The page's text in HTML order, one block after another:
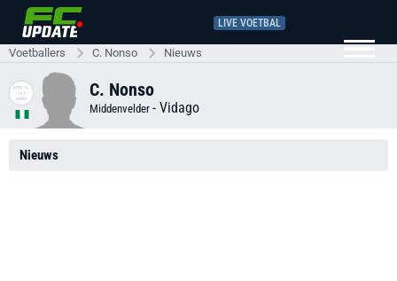
LIVE VOETBAL
Voetballers C. Nonso Nieuws
C. Nonso
Middenvelder - Vidago
Nieuws